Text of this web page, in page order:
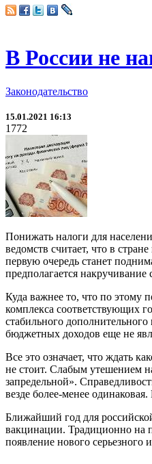
В России не
Законодательство
15.01.2021 16:13
1772
Понижать налоги для
ведомств считает, что в
первую очередь станет
предполагается
Куда важнее то, что по этому
комплекса соответствующих
стабильного
бюджетных доходов еще не
Все это означает, что ждать
не стоит. Слабым утешением
запредельной».
везде более-менее
Ближайший год для
вакцинации. Традиционно на
появление нового серьезного